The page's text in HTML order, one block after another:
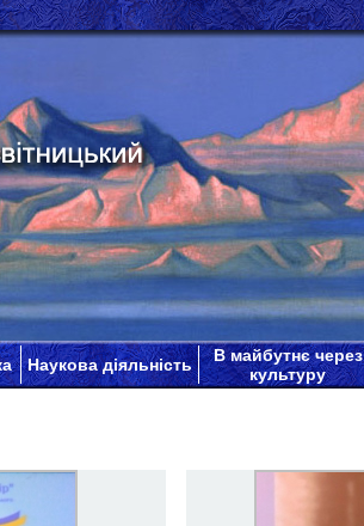
Наукова діяльність
В майбутнє через
культуру